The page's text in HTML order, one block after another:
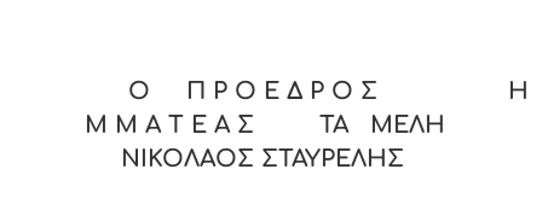
Ο Π Ρ Ο Ε Δ Ρ Ο Σ Η Γ
Μ Μ Α Τ Ε Α Σ ΤΑ ΜΕΛΗ
ΝΙΚΟΛΑΟΣ ΣΤΑΥΡΕΛΗΣ